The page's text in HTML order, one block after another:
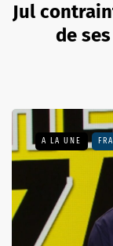
Jul
de
A LA UNE